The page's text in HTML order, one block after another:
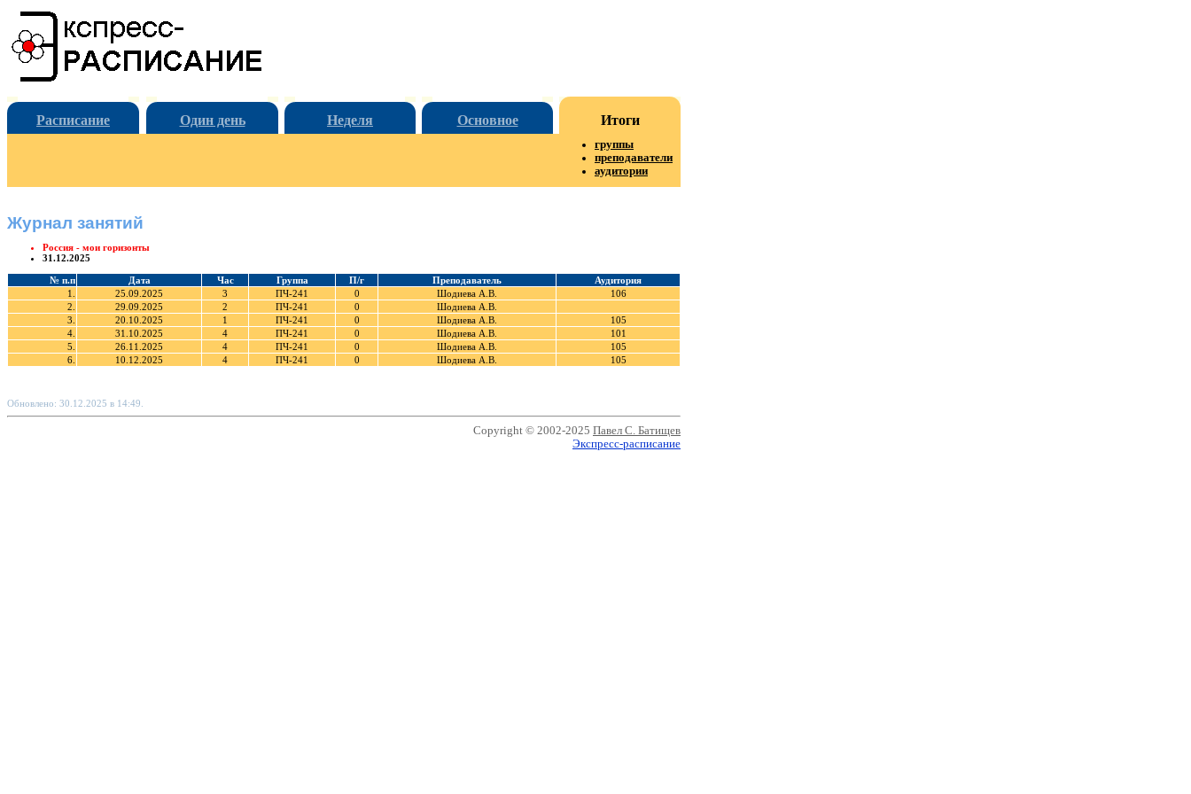
Расписание Один день Неделя Основное Итоги
группы
преподаватели
аудитории
Журнал занятий
Россия - мои горизонты
31.12.2025
№ п.п Дата Час Группа П/г Преподаватель
Аудитория
1.
25.09.2025 3 ПЧ-241 0 Шодиева А.В.
106
2.
29.09.2025 2 ПЧ-241 0
Шодиева А.В.
3.
20.10.2025 1 ПЧ-241 0 Шодиева А.В.
105
4.
31.10.2025 4 ПЧ-241 0 Шодиева А.В.
101
5.
26.11.2025 4 ПЧ-241 0 Шодиева А.В.
105
6.
10.12.2025 4 ПЧ-241 0 Шодиева А.В. 105
Обновлено: 30.12.2025 в 14:49.
Copyright © 2002-2025 Павел С. Батищев
Экспресс-расписание